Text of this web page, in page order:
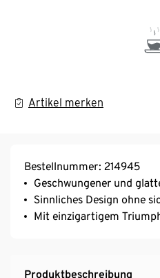
Artikel merken
Bestellnummer: 214945
Geschwungener und
Sinnliches Design ohne
Mit einzigartigem
Produktbeschreibung